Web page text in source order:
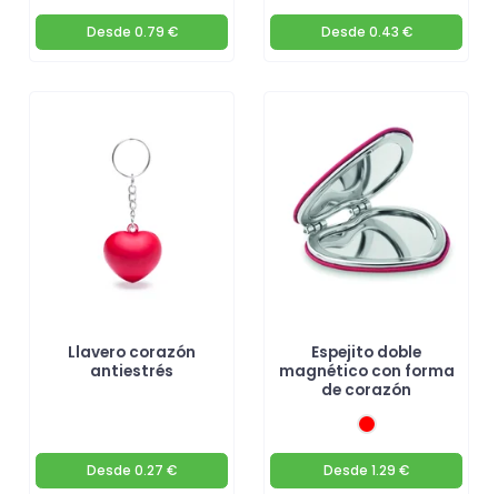
Desde 0.79 € Desde 0.43 €
Llavero corazón
antiestrés
Desde 0.27 €
Espejito doble
magnético con forma
de corazón
Desde 1.29 €